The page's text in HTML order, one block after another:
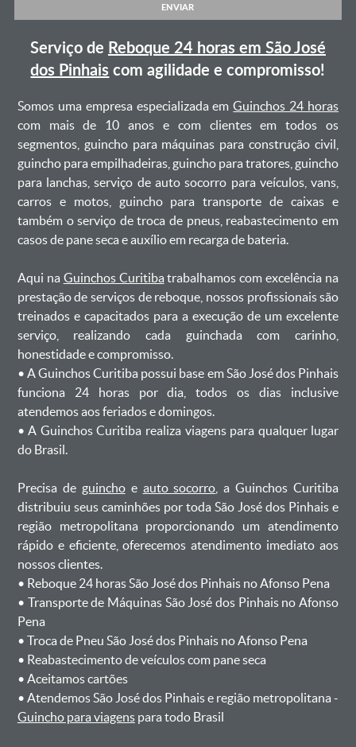
ENVIAR
Serviço de Reboque 24 horas em São José
dos Pinhais com agilidade e compromisso!
Somos uma empresa especializada emGuinchos 24 horas
com mais de 10 anos e com clientes em todos os
segmentos, guincho para máquinas para construção civil,
guincho para empilhadeiras, guincho para tratores, guincho
para lanchas, serviço de auto socorro para veículos, vans,
carros e motos, guincho para transporte de caixas e
também o serviço de troca de pneus, reabastecimento em
casos de pane seca e auxílio em recarga de bateria. ㅤㅤ
Aqui na Guinchos Curitiba trabalhamos com excelência na
prestação de serviços de reboque, nossos profissionais são
treinados e capacitados para a execução de um excelente
serviço, realizando cada guinchada com carinho,
honestidade e compromisso.
ㅤㅤ• A Guinchos Curitiba possui base em São José dos Pinhais
funciona 24 horas por dia, todos os dias inclusive
atendemos aos feriados e domingos.
ㅤㅤ• A Guinchos Curitiba realiza viagens para qualquer lugar
do Brasil.
Precisa de guinchoe auto socorro , a Guinchos Curitiba
distribuiu seus caminhões por toda São José dos Pinhais e
região metropolitana proporcionando um atendimento
rápido e eficiente, oferecemos atendimento imediato aos
nossos clientes.
ㅤㅤ• Reboque 24 horas São José dos Pinhais no Afonso Pena
ㅤㅤ• Transporte de Máquinas São José dos Pinhais no Afonso
Pena
ㅤㅤ• Troca de Pneu São José dos Pinhais no Afonso Pena
ㅤㅤ• Reabastecimento de veículos com pane seca
ㅤㅤ• Aceitamos cartões
ㅤㅤ• Atendemos São José dos Pinhais e região metropolitana -
Guincho para viagenspara todo Brasil